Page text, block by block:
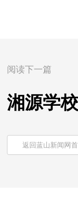
阅读下一篇
湘源学
返回蓝山新闻网首